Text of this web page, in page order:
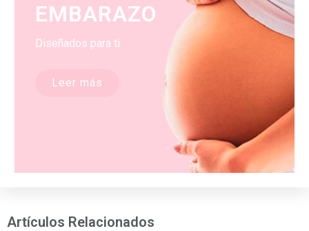
EMBARAZO
Diseñados para ti
Leer más
Artículos Relacionados